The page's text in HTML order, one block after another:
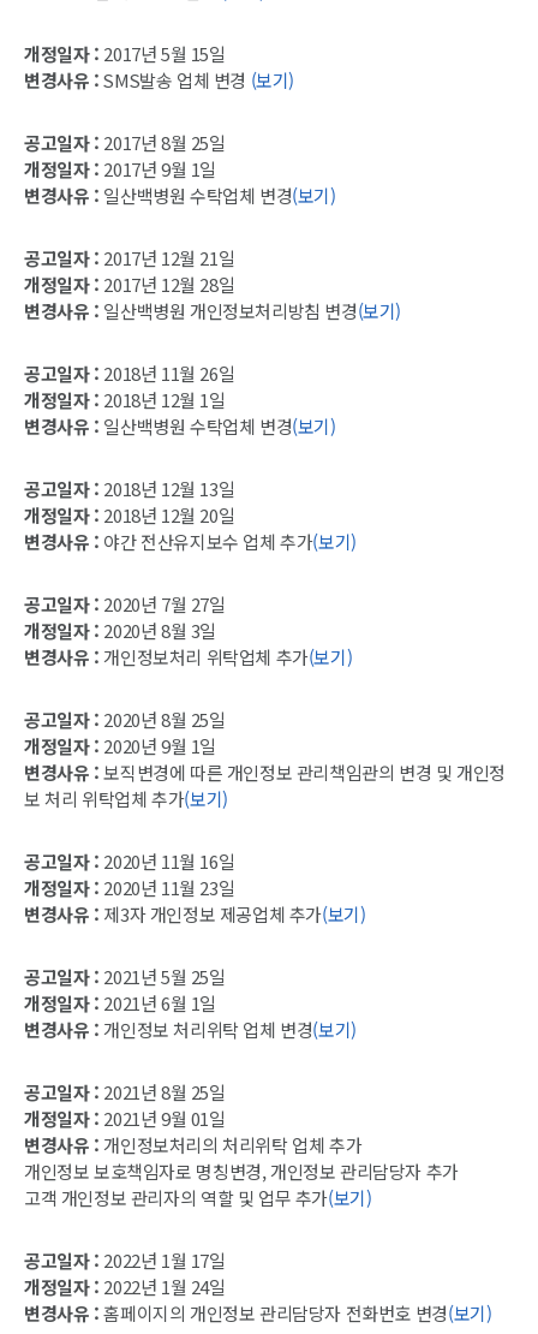
개정일자 : 2017년 5월 15일
변경사유 :SMS발송 업체 변경 (보기)
공고일자 : 2017년 8월 25일
개정일자 : 2017년 9월 1일
변경사유 : 일산백병원 수탁업체 변경(보기)
공고일자 : 2017년 12월 21일
개정일자 : 2017년 12월 28일
변경사유 : 일산백병원 개인정보처리방침 변경(보기)
공고일자 : 2018년 11월 26일
개정일자 : 2018년 12월 1일
변경사유 : 일산백병원 수탁업체 변경(보기)
공고일자 : 2018년 12월 13일
개정일자 : 2018년 12월 20일
변경사유 : 야간 전산유지보수 업체 추가(보기)
공고일자 : 2020년 7월 27일
개정일자 : 2020년 8월 3일
변경사유 : 개인정보처리 위탁업체 추가(보기)
공고일자 : 2020년 8월 25일
개정일자 : 2020년 9월 1일
변경사유 :보직변경에 따른 개인정보 관리책임관의 변경 및 개인정
보 처리 위탁업체 추가(보기)
공고일자 : 2020년 11월 16일
개정일자 : 2020년 11월 23일
변경사유 : 제3자 개인정보 제공업체 추가(보기)
공고일자 : 2021년 5월 25일
개정일자 : 2021년 6월 1일
변경사유 : 개인정보 처리위탁 업체 변경(보기)
공고일자 : 2021년 8월 25일
개정일자 : 2021년 9월 01일
변경사유 : 개인정보처리의 처리위탁 업체 추가
개인정보 보호책임자로 명칭변경, 개인정보 관리담당자 추가
고객 개인정보 관리자의 역할 및 업무 추가(보기)
공고일자 : 2022년 1월 17일
개정일자 : 2022년 1월 24일
변경사유 :홈페이지의 개인정보 관리담당자 전화번호 변경(보기)